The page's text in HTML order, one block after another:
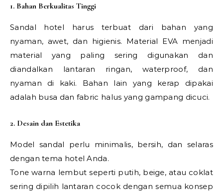
1. Bahan Berkualitas Tinggi
Sandal hotel harus terbuat dari bahan yang
nyaman, awet, dan higienis. Material EVA menjadi
material yang paling sering digunakan dan
diandalkan lantaran ringan, waterproof, dan
nyaman di kaki. Bahan lain yang kerap dipakai
adalah busa dan fabric halus yang gampang dicuci.
2. Desain dan Estetika
Model sandal perlu minimalis, bersih, dan selaras
dengan tema hotel Anda.
Tone warna lembut seperti putih, beige, atau coklat
sering dipilih lantaran cocok dengan semua konsep